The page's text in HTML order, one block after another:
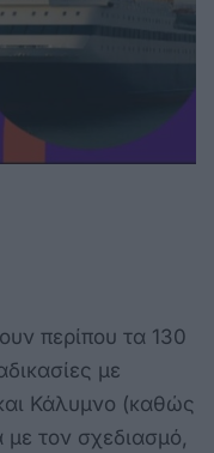
περίπου τα 130
με
Κάλυμνο (καθώς
τον σχεδιασμό,